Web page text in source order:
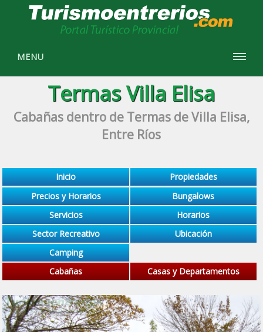
MENU
Termas Villa Elisa
Cabañas dentro de Termas de Villa Elisa,
Entre Ríos
Inicio
Propiedades
Precios y Horarios
Bungalows
Servicios
Horarios
Sector Recreativo
Ubicación
Camping
Cabañas
Casas y Departamentos